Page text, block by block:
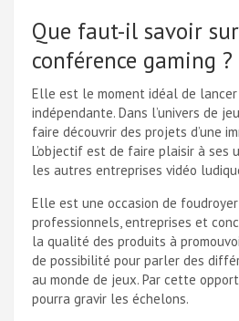
Que faut-il savoir
conférence gaming ?
Elle est le moment idéal de
indépendante. Dans l’univers de
faire découvrir des projets d’une
L’objectif est de faire plaisir à
les autres entreprises vidéo
Elle est une occasion de
professionnels, entreprises et
la qualité des produits à
de possibilité pour parler des
au monde de jeux. Par cette
pourra gravir les échelons.